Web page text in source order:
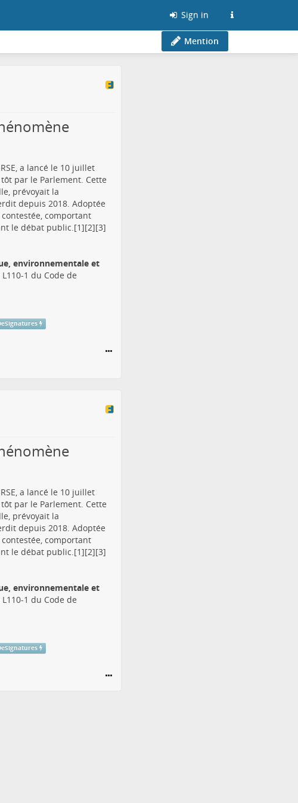
Sign in
Mention
a lancé le 10 juillet
par le Parlement. Cette
prévoyait la
depuis 2018. Adoptée
comportant
le débat public.[1][2][3]
environnementale et
1 du Code de
a lancé le 10 juillet
par le Parlement. Cette
prévoyait la
depuis 2018. Adoptée
comportant
le débat public.[1][2][3]
environnementale et
1 du Code de